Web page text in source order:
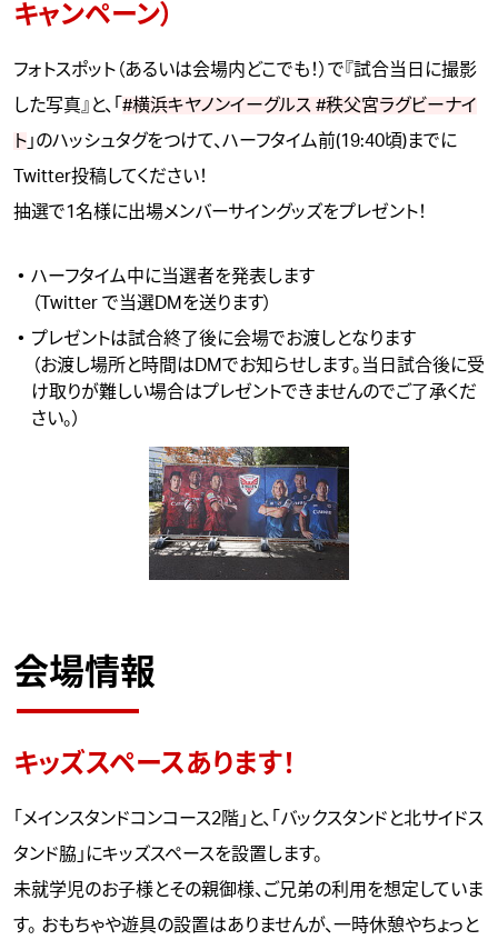
キャンペーン）
フォトスポット（あるいは会場内どこでも！）で『試合当日に撮影
した写真』と、「 #横浜キヤノンイーグルス #秩父宮ラグビーナイ
ト 」のハッシュタグをつけて、ハーフタイム前(19:40頃)までに
Twitter投稿してください！
抽選で1名様に出場メンバーサイングッズをプレゼント！
ハーフタイム中に当選者を発表します
（Twitter で当選DMを送ります）
プレゼントは試合終了後に会場でお渡しとなります
（お渡し場所と時間はDMでお知らせします。当日試合後に受
け取りが難しい場合はプレゼントできませんのでご了承くだ
さい。）
会場情報
キッズスペースあります！
「メインスタンドコンコース2階」と、「バックスタンドと北サイドス
タンド脇」にキッズスペースを設置します。
未就学児のお子様とその親御様、ご兄弟の利用を想定していま
す。 おもちゃや遊具の設置はありませんが、一時休憩やちょっと